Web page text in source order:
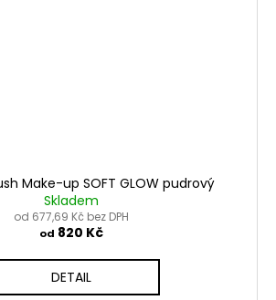
Make-up SOFT GLOW pudrový
Skladem
od 677,69 Kč bez DPH
od 820 Kč
DETAIL